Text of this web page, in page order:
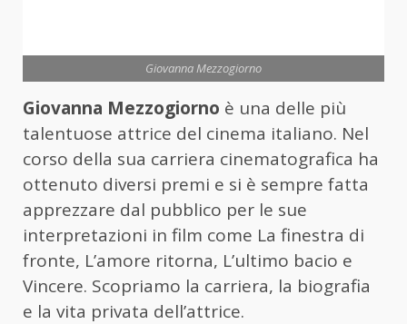
Giovanna Mezzogiorno
Giovanna Mezzogiorno è una delle più
talentuose attrice del cinema italiano. Nel
corso della sua carriera cinematografica ha
ottenuto diversi premi e si è sempre fatta
apprezzare dal pubblico per le sue
interpretazioni in film come La finestra di
fronte, L’amore ritorna, L’ultimo bacio e
Vincere. Scopriamo la carriera, la biografia
e la vita privata dell’attrice.